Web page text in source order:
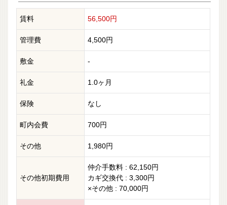
賃料 56,500円
管理費 4,500円
敷金 -
礼金 1.0ヶ月
保険 なし
町内会費 700円
その他 1,980円
その他初期費用
仲介手数料 : 62,150円
カギ交換代 : 3,300円
×その他 : 70,000円